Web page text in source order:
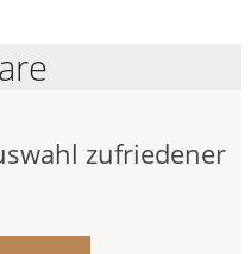
zufriedener